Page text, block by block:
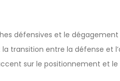
défensives et le dégagement
transition entre la défense et
sur le positionnement et